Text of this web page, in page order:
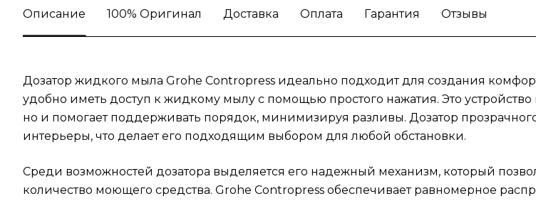
Дозатор жидкого мыла
станет стильным
простота в
ваши гости и
себя комфортно.
порядок с дозатором
Описание 100% Оригинал Доставка Оплата Гарантия Отзывы
Дозатор жидкого мыла Grohe Contropress идеально подходит для создания
удобно иметь доступ к жидкому мылу с помощью простого нажатия. Это
но и помогает поддерживать порядок, минимизируя разливы. Дозатор
интерьеры, что делает его подходящим выбором для любой обстановки.
Среди возможностей дозатора выделяется его надежный механизм, который
количество моющего средства. Grohe Contropress обеспечивает равномерное